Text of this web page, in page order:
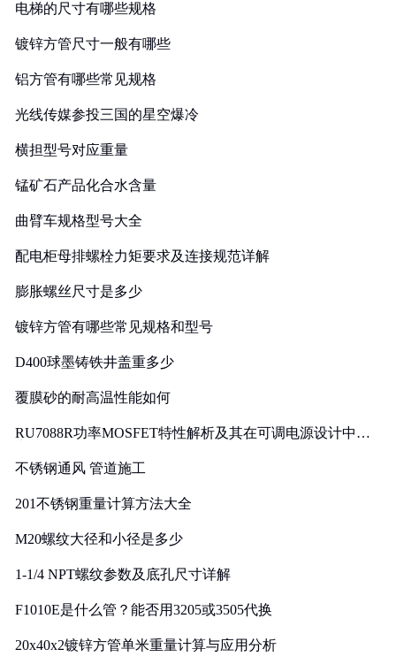
电梯的尺寸有哪些规格
镀锌方管尺寸一般有哪些
铝方管有哪些常见规格
光线传媒参投三国的星空爆冷
横担型号对应重量
锰矿石产品化合水含量
曲臂车规格型号大全
配电柜母排螺栓力矩要求及连接规范详解
膨胀螺丝尺寸是多少
镀锌方管有哪些常见规格和型号
D400球墨铸铁井盖重多少
覆膜砂的耐高温性能如何
RU7088R功率MOSFET特性解析及其在可调电源设计中的
不锈钢通风 管道施工
201不锈钢重量计算方法大全
M20螺纹大径和小径是多少
1-1/4 NPT螺纹参数及底孔尺寸详解
F1010E是什么管？能否用3205或3505代换
20x40x2镀锌方管单米重量计算与应用分析